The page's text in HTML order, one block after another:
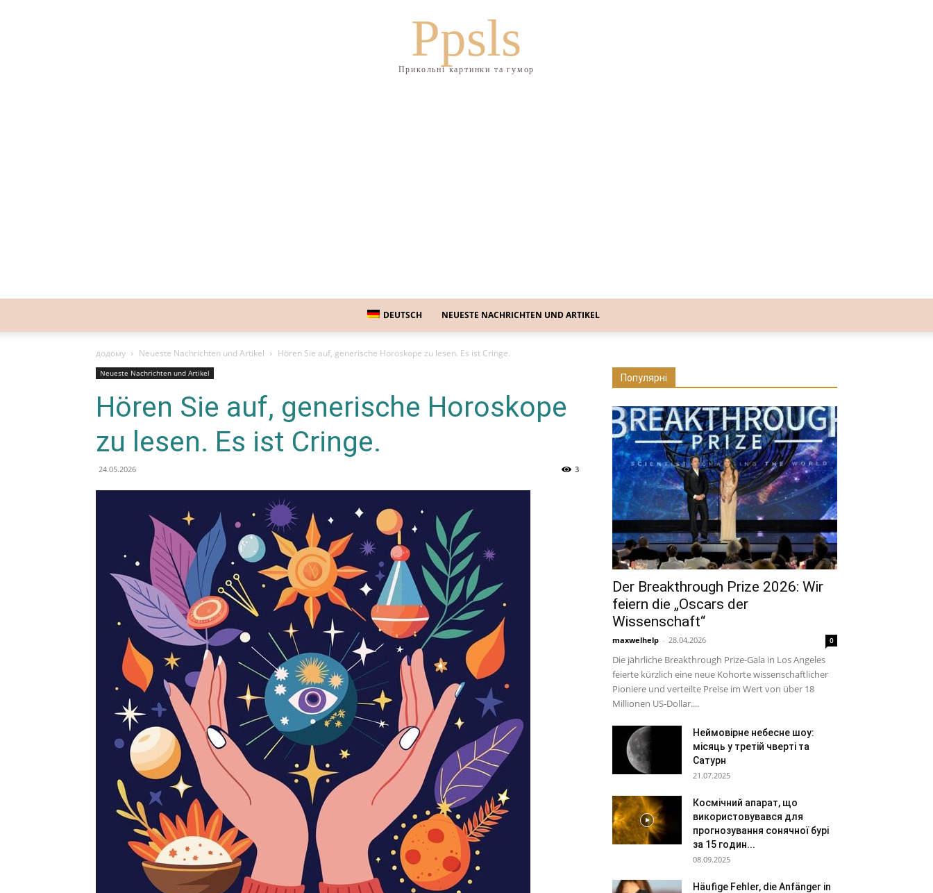
Ppsls
Прикольні картинки та гумор
DEUTSCH NEUESTE NACHRICHTEN UND ARTIKEL
додому Neueste Nachrichten und Artikel Hören Sie auf, generische Horoskope zu lesen. Es ist Cringe.
Neueste Nachrichten und Artikel
Hören Sie auf, generische Horoskope
zu lesen. Es ist Cringe.
24.05.2026 3
Популярні
Der Breakthrough Prize 2026: Wir
feiern die „Oscars der
Wissenschaft“
maxwelhelp - 28.04.2026 0
Die jährliche Breakthrough Prize-Gala in Los Angeles
feierte kürzlich eine neue Kohorte wissenschaftlicher
Pioniere und verteilte Preise im Wert von über 18
Millionen US-Dollar....
Неймовірне небесне шоу:
місяць у третій чверті та
Сатурн
21.07.2025
Космічний апарат, що
використовувався для
прогнозування сонячної бурі
за 15 годин...
08.09.2025
Häufige Fehler, die Anfänger in